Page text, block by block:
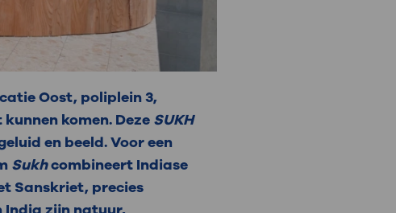
Oost, poliplein 3,
komen. Deze SUKH
en beeld. Voor een
Sukhcombineert Indiase
Sanskriet, precies